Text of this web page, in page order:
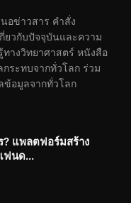
อข่าวสาร คำสั่ง
ยวกับปัจจุบันและความ
างวิทยาศาสตร์ หนังสือ
ระทบจากทั่วโลก ร่วม
ข้อมูลจากทั่วโลก
? แพลตฟอร์มสร้าง
ฟนด...